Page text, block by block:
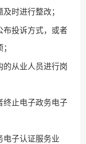
时进行整改；
布投诉方式，或者
的从业人员进行岗
终止电子政务电子
电子认证服务业